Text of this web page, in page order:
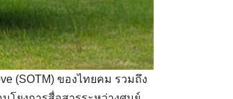
(SOTM) ของไทยคม รวมถึง